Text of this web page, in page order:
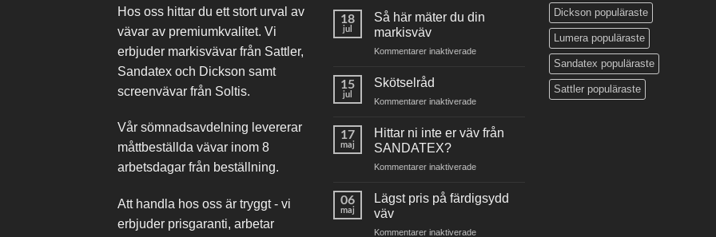
Hos oss hittar du ett stort urval av
vävar av premiumkvalitet. Vi
erbjuder markisvävar från Sattler,
Sandatex och Dickson samt
screenvävar från Soltis.
Vår sömnadsavdelning levererar
måttbeställda vävar inom 8
arbetsdagar från beställning.
Att handla hos oss är tryggt - vi
erbjuder prisgaranti, arbetar
18
jul
Så här mäter du din
markisväv
Kommentarer inaktiveradeför
du
markisväv
15
jul
Skötselråd
Kommentarer inaktiveradeför
17
maj
Hittar ni inte er väv från
SANDATEX?
Kommentarer inaktiveradeför
inte
väv
06
maj
Lägst pris på färdigsydd
väv
Kommentarer inaktiveradeför
Dickson populäraste
Lumera populäraste
Sandatex populäraste
Sattler populäraste